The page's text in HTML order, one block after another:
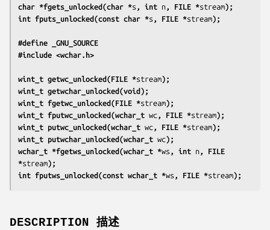
char *fgets_unlocked(char *s , int n , FILE *stream);
int fputs_unlocked(const char *s , FILE *stream);
#define _GNU_SOURCE
#include <wchar.h>
wint_t getwc_unlocked(FILE *stream);
wint_t getwchar_unlocked(void);
wint_t fgetwc_unlocked(FILE *stream);
wint_t fputwc_unlocked(wchar_t wc , FILE *stream);
wint_t putwc_unlocked(wchar_t wc , FILE *stream);
wint_t putwchar_unlocked(wchar_t wc);
wchar_t *fgetws_unlocked(wchar_t *ws , int n , FILE
*stream);
int fputws_unlocked(const wchar_t *ws , FILE *stream);
DESCRIPTION 描述